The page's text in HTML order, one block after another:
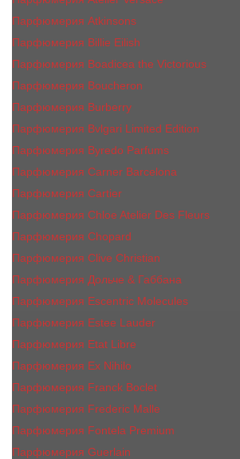
Парфюмерия Atkinsons
Парфюмерия Billie Eilish
Парфюмерия Boadicea the Victorious
Парфюмерия Boucheron
Парфюмерия Burberry
Парфюмерия Bvlgari Limited Edition
Парфюмерия Byredo Parfums
Парфюмерия Carner Barcelona
Парфюмерия Cartier
Парфюмерия Chloe Atelier Des Fleurs
Парфюмерия Сhopard
Парфюмерия Clive Christian
Парфюмерия Дольче & Габбана
Парфюмерия Escentric Molecules
Парфюмерия Estee Lаudеr
Парфюмерия Etat Libre
Парфюмерия Ex Nihilo
Парфюмерия Franck Boclet
Парфюмерия Frеderic Mаlle
Парфюмерия Fontela Premium
Парфюмерия Guerlain